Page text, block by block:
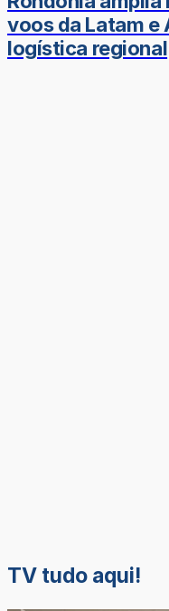
voos da Latam
logística regional
TV tudo aqui!